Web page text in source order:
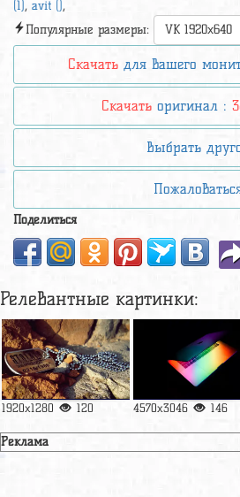
(1), avit (),
Популярные размеры:
VK 1920x640
Скачать для вашего
Скачать оригинал :
Выбрать
Поделиться
Релевантные картинки:
1920x1280 120 4570x3046 146
Реклама